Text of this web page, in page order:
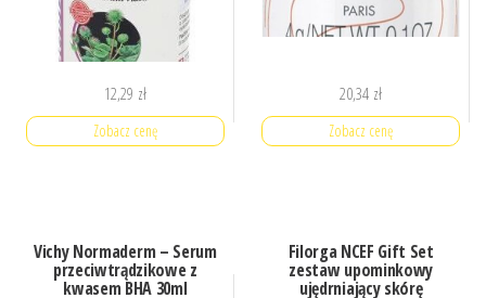
12,29 zł
Zobacz cenę
20,34 zł
Zobacz cenę
Vichy Normaderm – Serum
przeciwtrądzikowe z
kwasem BHA 30ml
Filorga NCEF Gift Set
zestaw upominkowy
ujędrniający skórę